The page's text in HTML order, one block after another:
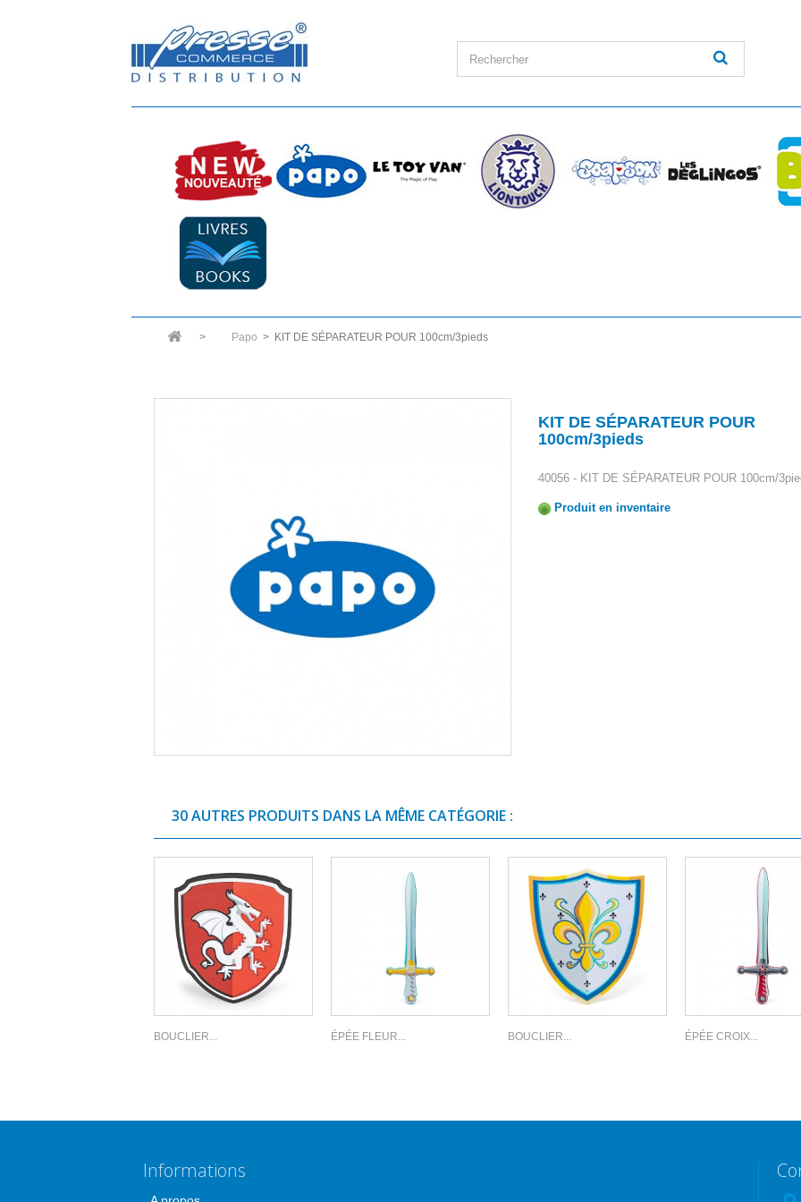
> Papo > KIT DE SÉPARATEUR POUR 100cm/3pieds
KIT DE SÉPARATEUR POUR
100cm/3pieds
40056 - KIT DE SÉPARATEUR POUR 100cm/
Produit en inventaire
30 AUTRES PRODUITS DANS LA MÊME CATÉGORIE :
BOUCLIER... ÉPÉE FLEUR... BOUCLIER... ÉPÉE CROIX...
Informations